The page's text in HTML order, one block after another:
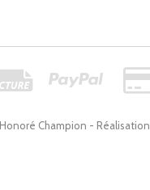
Champion - Réalisation